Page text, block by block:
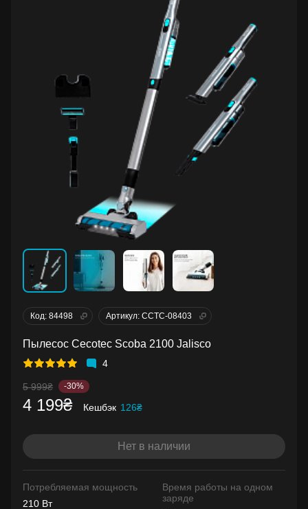
Код: 84498 Артикул: CCTC-08403
Пылесос Cecotec Scoba 2100 Jalisco
4
5 999₴ -30%
4 199₴ Кешбэк 126₴
Нет в наличии
Потребляемая мощность
210 Вт
Время работы на одном
заряде